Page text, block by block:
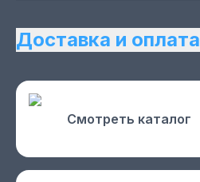
Доставка и оплата
Смотреть каталог